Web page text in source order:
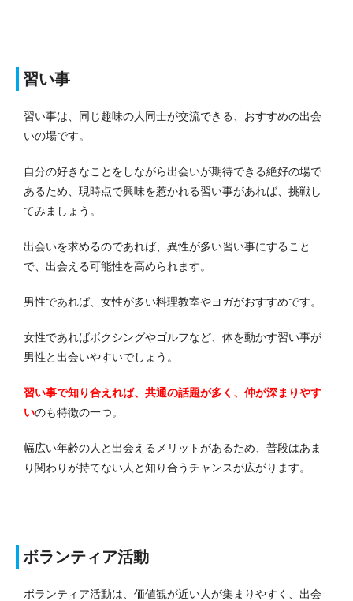
習い事
習い事は、同じ趣味の人同士が交流できる、おすすめの出会
いの場です。
自分の好きなことをしながら出会いが期待できる絶好の場で
あるため、現時点で興味を惹かれる習い事があれば、挑戦し
てみましょう。
出会いを求めるのであれば、異性が多い習い事にすること
で、出会える可能性を高められます。
男性であれば、女性が多い料理教室やヨガがおすすめです。
女性であればボクシングやゴルフなど、体を動かす習い事が
男性と出会いやすいでしょう。
習い事で知り合えれば、共通の話題が多く、仲が深まりやす
いのも特徴の一つ。
幅広い年齢の人と出会えるメリットがあるため、普段はあま
り関わりが持てない人と知り合うチャンスが広がります。
ボランティア活動
ボランティア活動は、価値観が近い人が集まりやすく、出会